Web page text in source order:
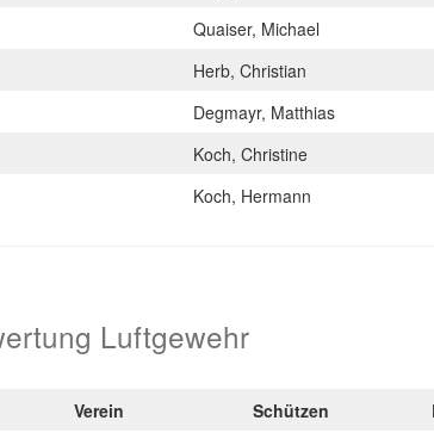
Quaiser, Michael
Herb, Christian
Degmayr, Matthias
Koch, Christine
Koch, Hermann
Luftgewehr
Verein Schützen